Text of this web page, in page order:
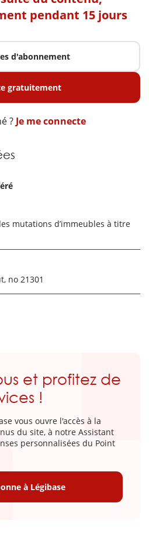
pendant 15 jours
d'abonnement
gratuitement
? Je me connecte
mutations d’immeubles à titre
no 21301
et profitez de
!
vous ouvre l'accès à la
du site, à notre Assistant
personnalisées du Point
à Légibase